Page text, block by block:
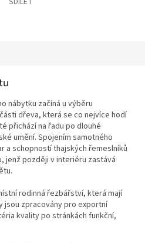
nábytku začíná u výběru
dřeva, která se co nejvíce hodí
přichází na řadu po dlouhé
umění. Spojením samotného
a schopností thajských řemeslníků
jenž později v interiéru zastává
rodinná řezbářství, která mají
jsou zpracovány pro exportní
kvality po stránkách funkční,